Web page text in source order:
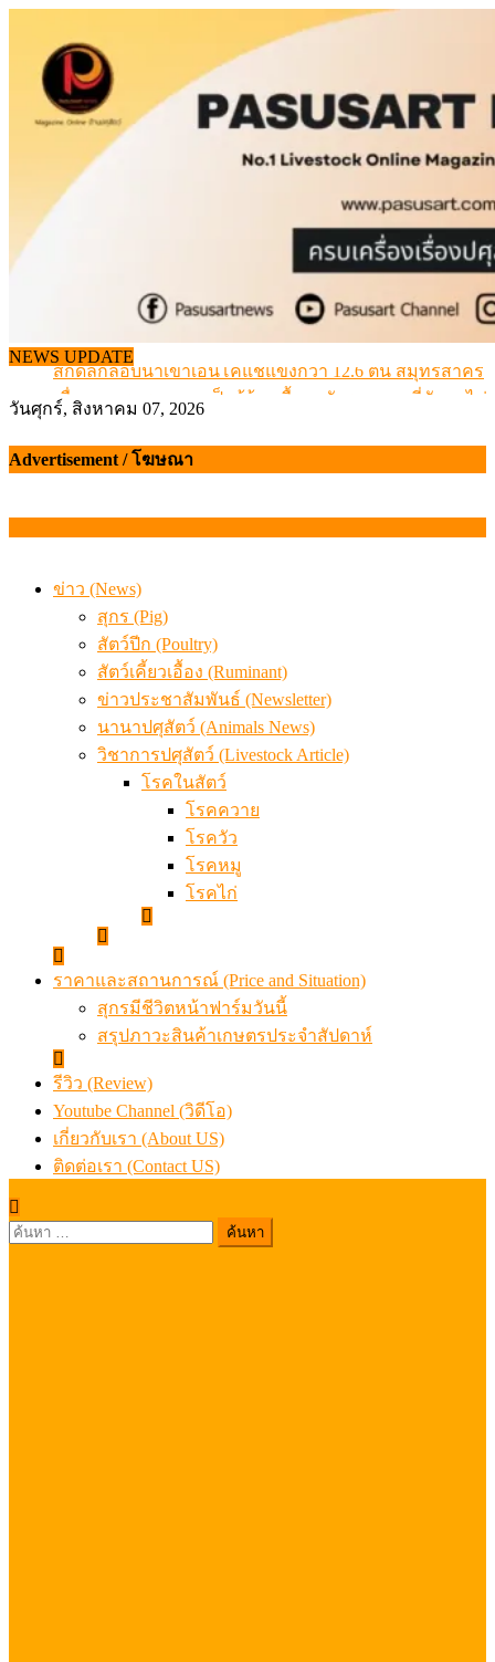
content
NEWS UPDATE
สกัดลักลอบนำเข้าเอ็นโคแช่แข็งกว่า 12.6 ตัน สมุทรสาคร
เมื่อเกษตรกรถูกมองเป็นผู้ร้ายเบื้องหลังราคาหมูที่สังคมไม่
ข้อมูลราคา สุกรมีชีวิตหน้าฟาร์ม พระที่ 6 สิงหาคม 2569
เมื่อเกษตรกรถูกมองเป็นผู้ร้ายเบื้องหลังราคาหมูที่สังคมไม่
วันศุกร์, สิงหาคม 07, 2026
Advertisement / โฆษณา
ข่าว (News)
สุกร (Pig)
สัตว์ปีก (Poultry)
สัตว์เคี้ยวเอื้อง (Ruminant)
ข่าวประชาสัมพันธ์ (Newsletter)
นานาปศุสัตว์ (Animals News)
วิชาการปศุสัตว์ (Livestock Article)
โรคในสัตว์
โรคควาย
โรควัว
โรคหมู
โรคไก่
ราคาและสถานการณ์ (Price and Situation)
สุกรมีชีวิตหน้าฟาร์มวันนี้
สรุปภาวะสินค้าเกษตรประจำสัปดาห์
รีวิว (Review)
Youtube Channel (วิดีโอ)
เกี่ยวกับเรา (About US)
ติดต่อเรา (Contact US)
ค้นหา